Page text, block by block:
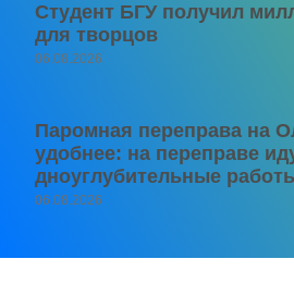
Студент БГУ получил
для творцов
06.08.2026
Паромная переправа на
удобнее: на переправе
дноуглубительные
06.08.2026